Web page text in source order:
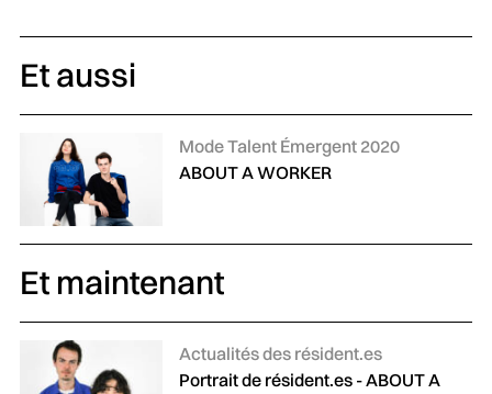
Et aussi
Catégories :
Mode Talent Émergent 2020
ABOUT A WORKER
Et maintenant
Catégories :
Actualités des résident.es
Portrait de résident.es - ABOUT A